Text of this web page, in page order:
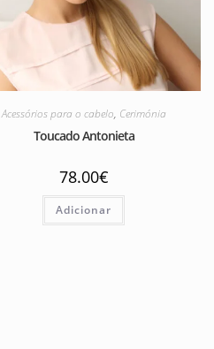
Acessórios para o cabelo, Cerimónia
Toucado Antonieta
78.00€
Adicionar